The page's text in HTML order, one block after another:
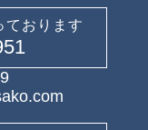
ております